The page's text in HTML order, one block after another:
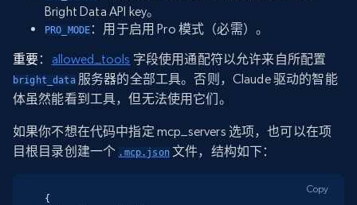
Bright Data API key。
PRO_MODE ：用于启用 Pro 模式（必需）。
重要： allowed_tools 字段使用通配符以允许来自所配置
bright_data服务器的全部工具。否则，Claude 驱动的智能
体虽然能看到工具，但无法使用它们。
如果你不想在代码中指定 mcp_servers 选项，也可以在项
目根目录创建一个 .mcp.json文件，结构如下：
{
Copy